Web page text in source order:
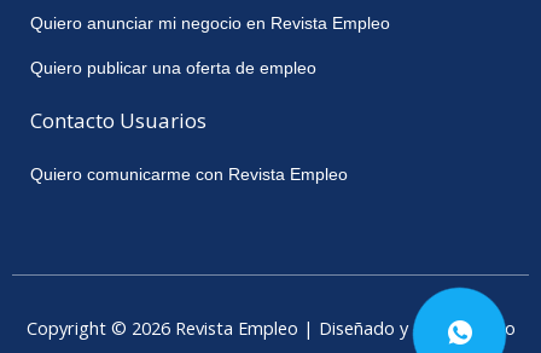
Quiero anunciar mi negocio en Revista Empleo
Quiero publicar una oferta de empleo
Contacto Usuarios
Quiero comunicarme con Revista Empleo
Copyright © 2026 Revista Empleo | Diseñado y desarrollado